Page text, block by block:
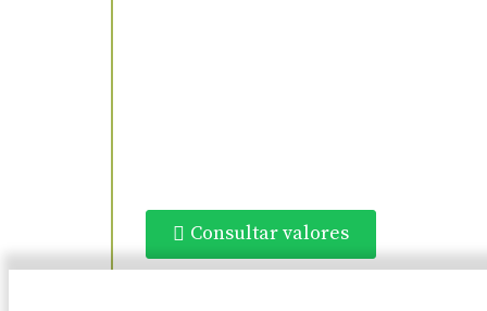
Consultar valores